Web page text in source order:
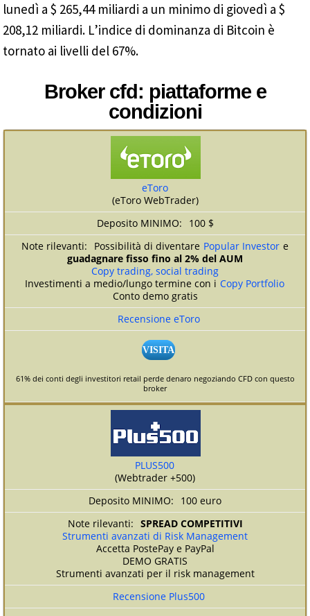
lunedì a $ 265,44 miliardi a un minimo di giovedì a $
208,12 miliardi. L’indice di dominanza di Bitcoin è
tornato ai livelli del 67%.
Broker cfd: piattaforme e
condizioni
eToro
(eToro WebTrader)
100 $
Possibilità di diventare Popular Investor e
guadagnare fisso fino al 2% del AUM
Copy trading, social trading
Investimenti a medio/lungo termine con i Copy Portfolio
Conto demo gratis
Recensione eToro
VISITA
61% dei conti degli investitori retail perde denaro negoziando CFD con questo
broker
PLUS500
(Webtrader +500)
100 euro
SPREAD COMPETITIVI
Strumenti avanzati di Risk Management
Accetta PostePay e PayPal
DEMO GRATIS
Strumenti avanzati per il risk management
Recensione Plus500